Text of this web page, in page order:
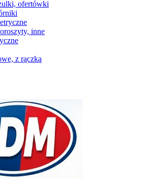
ofertówki
inne
z rączką